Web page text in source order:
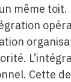
même
Cette